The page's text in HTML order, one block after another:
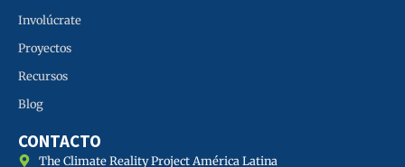
Involúcrate
Proyectos
Recursos
Blog
CONTACTO
The Climate Reality Project América Latina